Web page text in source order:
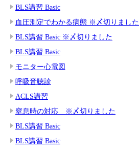
BLS講習 Basic
血圧測定でわかる病態 ※〆切りました
BLS講習 Basic ※〆切りました
BLS講習 Basic
モニター心電図
呼吸音聴診
ACLS講習
窒息時の対応 ※〆切りました
BLS講習 Basic
BLS講習 Basic